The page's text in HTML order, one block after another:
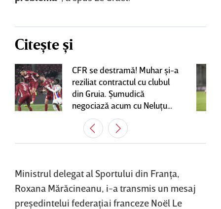
Citește și
CFR se destramă! Muhar şi-a
reziliat contractul cu clubul
din Gruia. Şumudică
negociază acum cu Neluţu
Varga, care mai are o
variantă pentru banca tehnică
| EXCLUSIV
Ministrul delegat al Sportului din Franţa,
Roxana Mărăcineanu, i-a transmis un mesaj
preşedintelui federaţiai franceze Noël Le